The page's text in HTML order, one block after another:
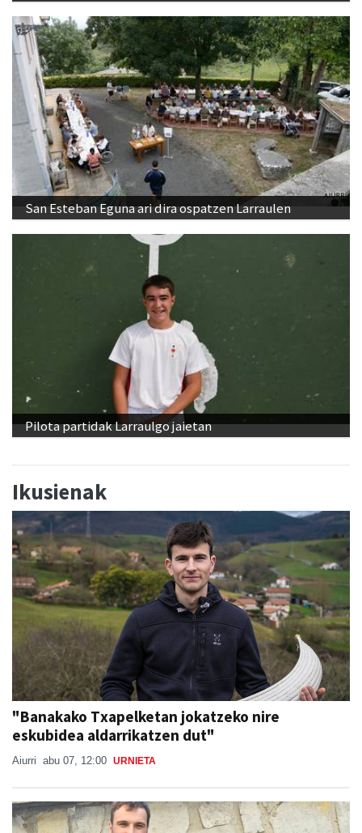
San Esteban Eguna ari dira ospatzen Larraulen
Pilota partidak Larraulgo jaietan
Ikusienak
"Banakako Txapelketan jokatzeko nire
eskubidea aldarrikatzen dut"
Aiurri abu 07, 12:00 URNIETA